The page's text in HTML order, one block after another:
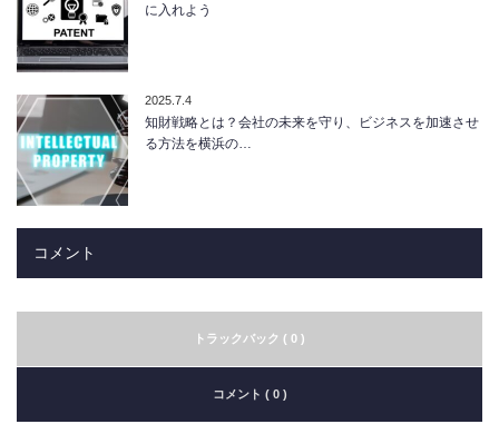
に入れよう
2025.7.4
知財戦略とは？会社の未来を守り、ビジネスを加速させ
る方法を横浜の…
コメント
トラックバック ( 0 )
コメント ( 0 )